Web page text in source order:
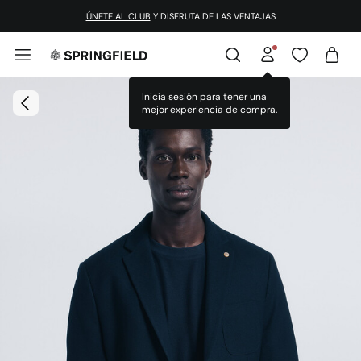
ÚNETE AL CLUB Y DISFRUTA DE LAS VENTAJAS
Inicia sesión para tener una
mejor experiencia de compra.